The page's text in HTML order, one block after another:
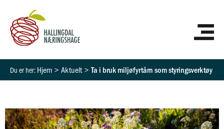
innholdet
Hjem Aktuelt Ta i bruk miljøfyrtårn som styringsverktøy